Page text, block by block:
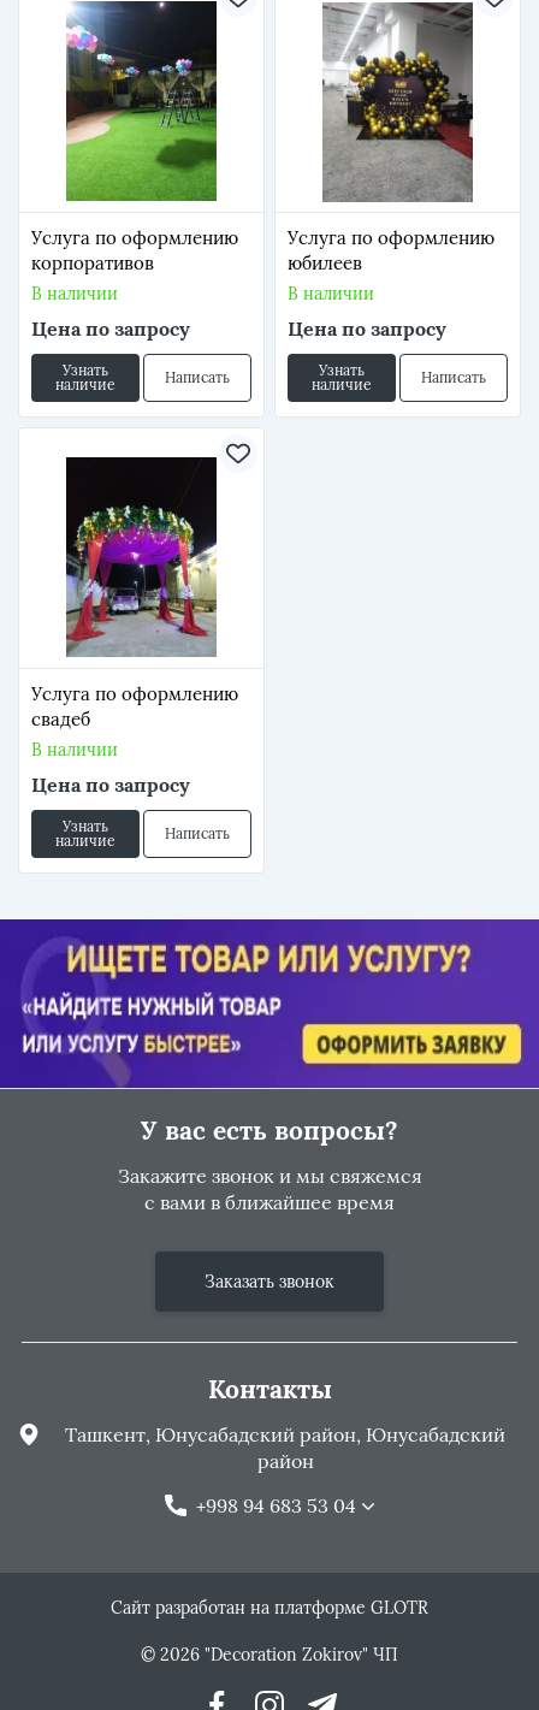
Услуга по оформлению
корпоративов
В наличии
Цена по запросу
Узнать
наличие
Написать
Услуга по оформлению
юбилеев
В наличии
Цена по запросу
Узнать
наличие
Написать
Услуга по оформлению
свадеб
В наличии
Цена по запросу
Узнать
наличие
Написать
У вас есть вопросы?
Закажите звонок и мы свяжемся
с вами в ближайшее время
Заказать звонок
Контакты
Ташкент, Юнусабадский район, Юнусабадский
район
+998 94 683 53 04
Сайт разработан на платформе GLOTR
© 2026 "Decoration Zokirov" ЧП